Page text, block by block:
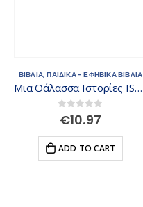
ΒΙΒΛΙΑ,ΠΑΙΔΙΚΑ - ΕΦΗΒΙΚΑ ΒΙΒΛΙΑ
Μια Θάλασσα Ιστορίες ISBN: 9789605934323
out of 5
€10.97
ADD TO CART